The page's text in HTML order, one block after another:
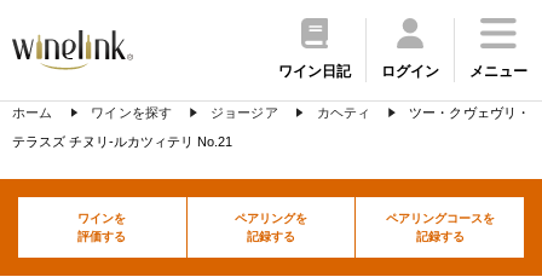
ワイン日記 ログイン メニュー
ホーム ワインを探す ジョージア カヘティ
ツー・クヴェヴリ・
テラスズ チヌリ-ルカツィテリ No.21
ワインを
評価する
ペアリングを
記録する
ペアリングコースを
記録する